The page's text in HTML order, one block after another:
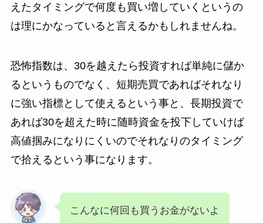
えたタイミングで何度も買い増していくというの
は理にかなっていると言えるかもしれませんね。
恐怖指数は、30を越えたら投資すれば単純に儲か
るというものでなく、短期売買であればそれなり
に強い指標として使えるという事と、長期投資で
あれば30を超えた時に随時資金を投下していけば
高値掴みになりにくいのでそれなりのタイミング
で拾えるという事になります。
こんなに何回も買うお金がないよ